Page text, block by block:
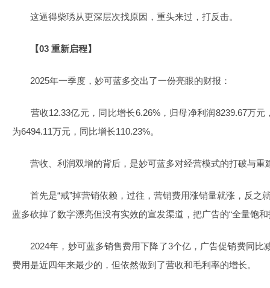
这逼得柴琇从更深层次找原因，重头来过，打反击。
【03 重新启程】
2025年一季度，妙可蓝多交出了一份亮眼的财报：
营收12.33亿元，同比增长6.26%，归母净利润8239.67万元
为6494.11万元，同比增长110.23%。
营收、利润双增的背后，是妙可蓝多对经营模式的打破与重
首先是“戒”掉营销依赖，过往，营销费用涨销量就涨，反之
蓝多砍掉了数字漂亮但没有实效的宣发渠道，把广告的“全量饱和
2024年，妙可蓝多销售费用下降了3个亿，广告促销费同比
费用是近四年来最少的，但依然做到了营收和毛利率的增长。